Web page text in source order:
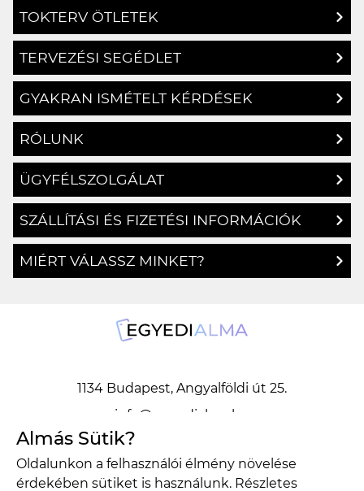
TERVEZÉSI SEGÉDLET
GYAKRAN ISMÉTELT KÉRDÉSEK
RÓLUNK
ÜGYFÉLSZOLGÁLAT
SZÁLLÍTÁSI ÉS FIZETÉSI INFORMÁCIÓK
MIÉRT VÁLASSZ MINKET?
info@egyedialma.hu
1134 Budapest, Angyalföldi út 25.
info@egyedialma.hu
Almás Sütik?
Oldalunkon a felhasználói élmény növelése
érdekében sütiket is használunk. Részletes